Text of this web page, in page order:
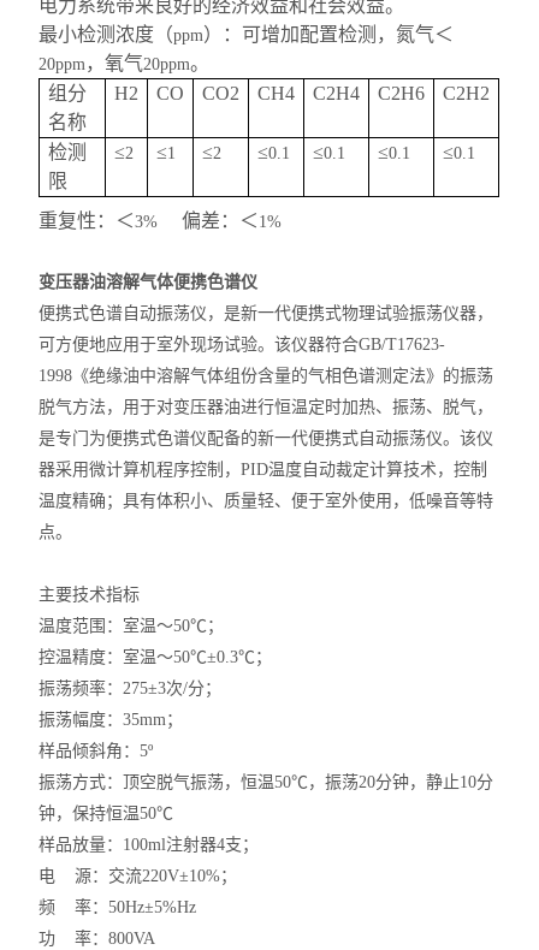
电力系统带来良好的经济效益和社会效益。
最小检测浓度（ppm）：可增加配置检测，氮气＜
20ppm，氧气20ppm。
组分
名称
H2 CO CO2 CH4 C2H4 C2H6 C2H2
检测
限
≤2 ≤1 ≤2 ≤0.1 ≤0.1 ≤0.1 ≤0.1
重复性：＜3% 偏差：＜ 1%
变压器油溶解气体便携色谱仪
便携式色谱自动振荡仪，是新一代便携式物理试验振荡仪器，
可方便地应用于室外现场试验。该仪器符合GB/T17623-
1998 《绝缘油中溶解气体组份含量的气相色谱测定法》的振荡
脱气方法，用于对变压器油进行恒温定时加热、振荡、脱气，
是专门为便携式色谱仪配备的新一代便携式自动振荡仪。该仪
器采用微计算机程序控制，PID温度自动裁定计算技术，控制
温度精确；具有体积小、质量轻、便于室外使用，低噪音等特
点。
主要技术指标
温度范围：室温～50℃；
控温精度：室温～50℃±0.3℃；
振荡频率：275±3次/分；
振荡幅度：35mm；
样品倾斜角：5º
振荡方式：顶空脱气振荡，恒温50℃，振荡20分钟，静止10分
钟，保持恒温50℃
样品放量： 100ml注射器4支；
电
源：交流220V±10%；
频
率：50Hz±5%Hz
功
率：800VA